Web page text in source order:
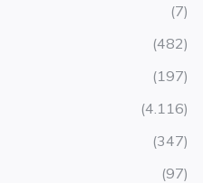
(7)
(482)
(197)
(4.116)
(347)
(97)